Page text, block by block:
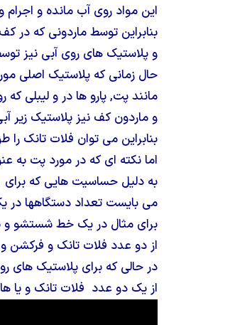
این مواد روی آب مانده و
بنابراین توسط ماردونی که در
و پلاستیک های روی آبی نیز
حال زمانی که پلاستیک اصلی
مانند پت, پارو ها در و لیبلی
و ماردون کف نیز پلاستیک زیر
بنابراین می توان فلات تانک
اما نکته ای که در مورد پت به
به دلیل حساسیت هایی که
می بایست تعداد دستگاهها در
برای مثال در یک خط شستشو و
از دو عدد فلات تانک و فرکشن و
در حالی که برای پلاستیک های
از یک دو عدد فلات تانک و یا